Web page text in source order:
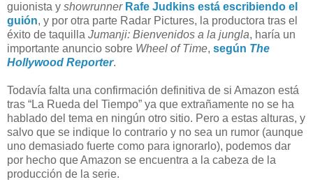
guionista y showrunner Rafe Judkins está escribiendo el
guión, y por otra parte Radar Pictures, la productora tras el
éxito de taquilla Jumanji: Bienvenidos a la jungla, haría un
importante anuncio sobre Wheel of Time, según The
Hollywood Reporter.
Todavía falta una confirmación definitiva de si Amazon está
tras “La Rueda del Tiempo” ya que extrañamente no se ha
hablado del tema en ningún otro sitio. Pero a estas alturas, y
salvo que se indique lo contrario y no sea un rumor (aunque
uno demasiado fuerte como para ignorarlo), podemos dar
por hecho que Amazon se encuentra a la cabeza de la
producción de la serie.